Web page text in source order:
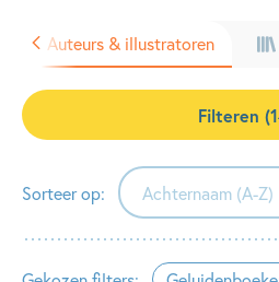
Auteurs & illustratoren
Filteren
Sorteer op: Achternaam (A-Z)
Achternaam (A-Z)